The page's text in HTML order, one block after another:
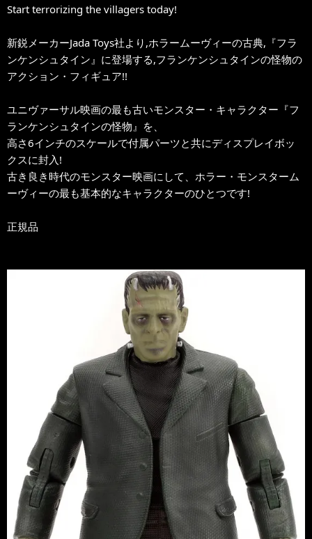
Start terrorizing the villagers today!
新鋭メーカーJada Toys社より,ホラームーヴィーの古典,『フラ
ンケンシュタイン』に登場する,フランケンシュタインの怪物の
アクション・フィギュア!!
ユニヴァーサル映画の最も古いモンスター・キャラクター『フ
ランケンシュタインの怪物』を、
高さ6インチのスケールで付属パーツと共にディスプレイボッ
クスに封入!
古き良き時代のモンスター映画にして、ホラー・モンスターム
ーヴィーの最も基本的なキャラクターのひとつです!
正規品